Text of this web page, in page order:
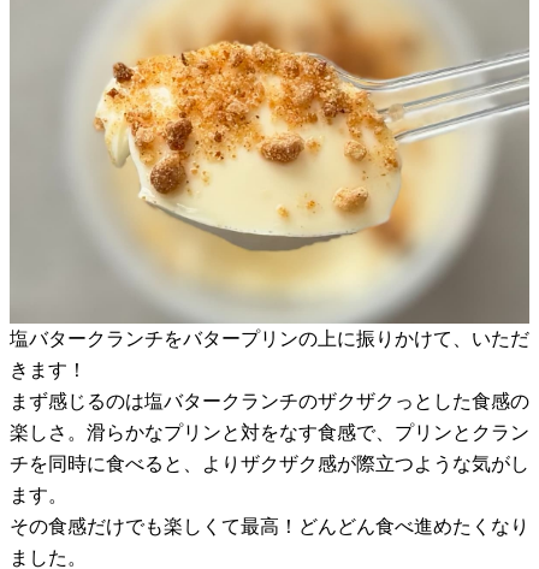
塩バタークランチをバタープリンの上に振りかけて、いただ
きます！
まず感じるのは塩バタークランチのザクザクっとした食感の
楽しさ。滑らかなプリンと対をなす食感で、プリンとクラン
チを同時に食べると、よりザクザク感が際立つような気がし
ます。
その食感だけでも楽しくて最高！どんどん食べ進めたくなり
ました。